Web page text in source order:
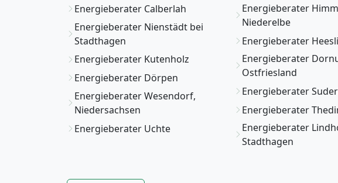
Energieberater Calberlah
Energieberater Nienstädt bei
Stadthagen
Energieberater Kutenholz
Energieberater Dörpen
Energieberater Wesendorf,
Niedersachsen
Energieberater Uchte
Energieberater
Niederelbe
Energieberater
Energieberater
Ostfriesland
Energieberater
Energieberater
Energieberater
Stadthagen